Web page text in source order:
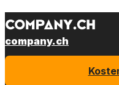
company.ch